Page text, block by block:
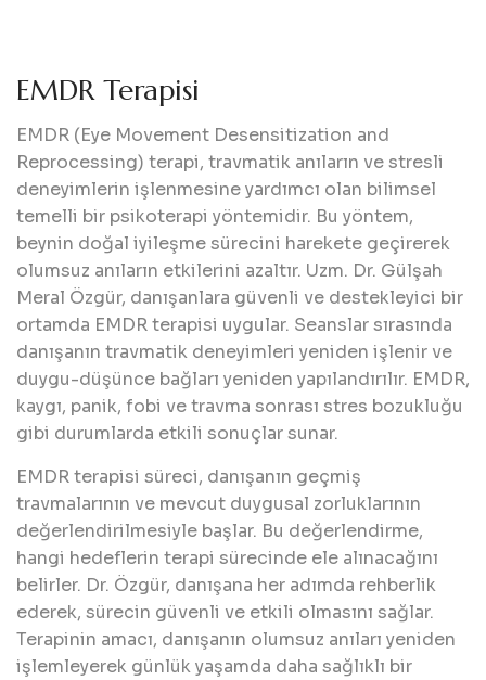
EMDR Terapisi
EMDR (Eye Movement Desensitization and
Reprocessing) terapi, travmatik anıların ve stresli
deneyimlerin işlenmesine yardımcı olan bilimsel
temelli bir psikoterapi yöntemidir. Bu yöntem,
beynin doğal iyileşme sürecini harekete geçirerek
olumsuz anıların etkilerini azaltır. Uzm. Dr. Gülşah
Meral Özgür, danışanlara güvenli ve destekleyici bir
ortamda EMDR terapisi uygular. Seanslar sırasında
danışanın travmatik deneyimleri yeniden işlenir ve
duygu-düşünce bağları yeniden yapılandırılır. EMDR,
kaygı, panik, fobi ve travma sonrası stres bozukluğu
gibi durumlarda etkili sonuçlar sunar.
EMDR terapisi süreci, danışanın geçmiş
travmalarının ve mevcut duygusal zorluklarının
değerlendirilmesiyle başlar. Bu değerlendirme,
hangi hedeflerin terapi sürecinde ele alınacağını
belirler. Dr. Özgür, danışana her adımda rehberlik
ederek, sürecin güvenli ve etkili olmasını sağlar.
Terapinin amacı, danışanın olumsuz anıları yeniden
işlemleyerek günlük yaşamda daha sağlıklı bir